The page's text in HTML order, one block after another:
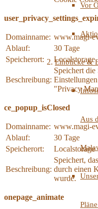
Vor
Einblicke &
Aus
Domainname: www.magi-
Ablauf:
30 Tage
Speicherort:
Localstorage
Beschreibung:
Speichert
"Privacy
ce_popup_isClosed
Domainname: www.magi-
Ablauf:
30 Tage
Speicherort:
Localstorage
Beschreibung:
Speichert,
durch einen
wurde.
onepage_animate